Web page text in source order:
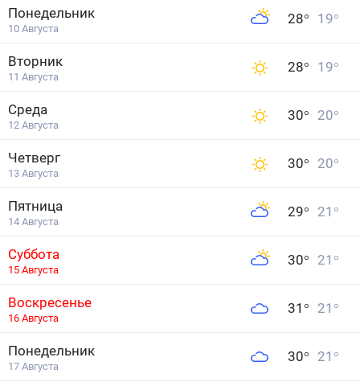
Понедельник
10 Августа
28° 19°
Вторник
11 Августа
28° 19°
Среда
12 Августа
30° 20°
Четверг
13 Августа
30° 20°
Пятница
14 Августа
29° 21 °
Суббота
15 Августа
30° 21 °
Воскресенье
16 Августа
31 ° 21 °
Понедельник
17 Августа
30° 21 °